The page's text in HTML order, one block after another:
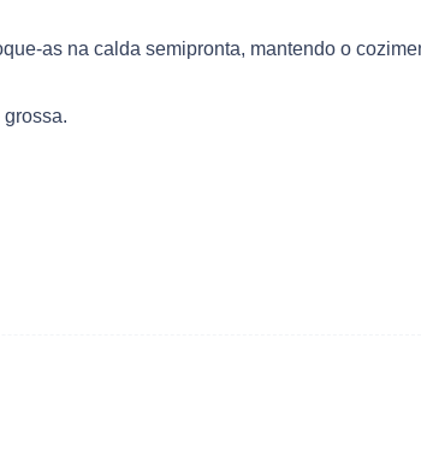
as na calda semipronta, mantendo o